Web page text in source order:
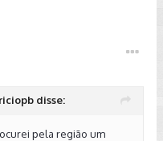
disse:
pela região um